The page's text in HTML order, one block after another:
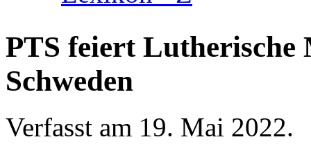
PTS feiert Lutherische
Schweden
Verfasst am 19. Mai 2022.